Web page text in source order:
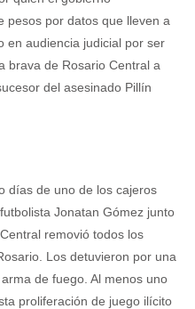
pesos por datos que lleven a
en audiencia judicial por ser
brava de Rosario Central a
del asesinado Pillín
días de uno de los cajeros
Jonatan Gómez junto
removió todos los
Los detuvieron por una
de fuego. Al menos uno
proliferación de juego ilícito